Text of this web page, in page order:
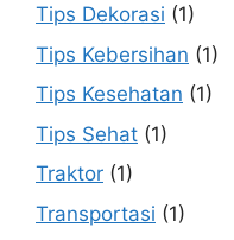
Tips Dekorasi (1)
Tips Kebersihan (1)
Tips Kesehatan (1)
Tips Sehat (1)
Traktor (1)
Transportasi (1)